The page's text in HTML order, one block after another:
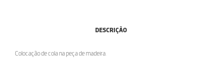
DESCRIÇÃO
Colocação de cola na peça de madeira.